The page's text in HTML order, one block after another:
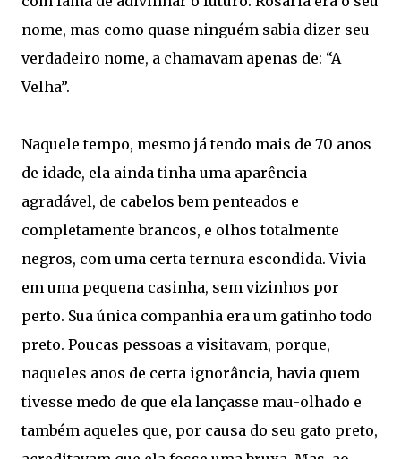
nome, mas como quase ninguém sabia dizer seu
verdadeiro nome, a chamavam apenas de: “A
Velha”.
Naquele tempo, mesmo já tendo mais de 70 anos
de idade, ela ainda tinha uma aparência
agradável, de cabelos bem penteados e
completamente brancos, e olhos totalmente
negros, com uma certa ternura escondida. Vivia
em uma pequena casinha, sem vizinhos por
perto. Sua única companhia era um gatinho todo
preto. Poucas pessoas a visitavam, porque,
naqueles anos de certa ignorância, havia quem
tivesse medo de que ela lançasse mau-olhado e
também aqueles que, por causa do seu gato preto,